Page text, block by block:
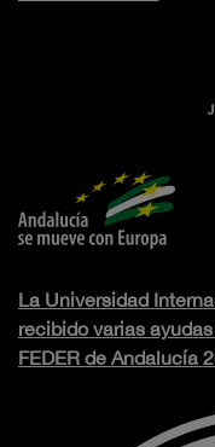
La Universidad
recibido varias
FEDER de Andalucía